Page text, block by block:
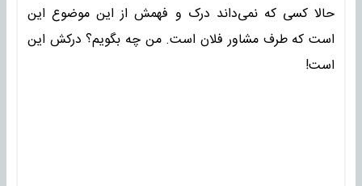
حالا کسی که نمی‌داند درک و فهمش از این موضوع این
است که طرف مشاور فلان است. من چه بگویم؟ درکش این
است!